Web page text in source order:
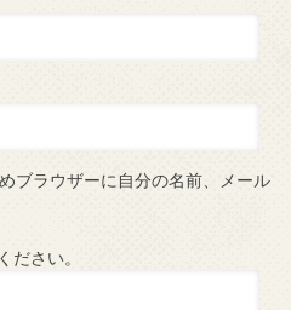
ブラウザーに自分の名前、メール
ださい。